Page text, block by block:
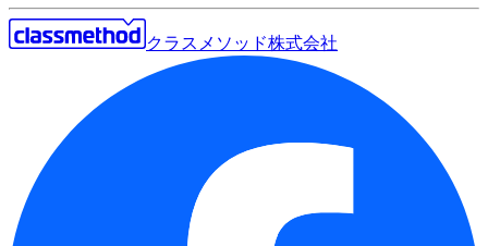
クラスメソッド株式会社